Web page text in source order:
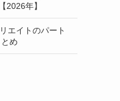
2026年】
エイトのパート
め